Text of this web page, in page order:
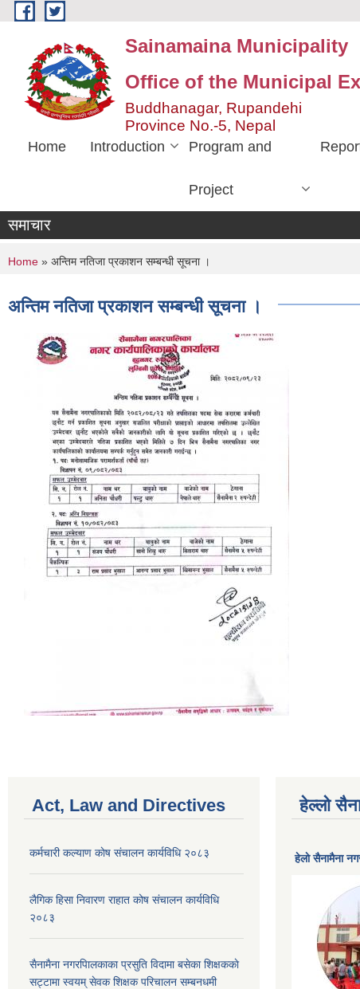
Skip to main content
Sainamaina Municipality
Office of the Municipal
Buddhanagar, Rupandehi
Province No.-5, Nepal
Home Introduction Program and
Project
समाचार
You are here
Home » अन्तिम नतिजा प्रकाशन सम्बन्धी सूचना ।
अन्तिम नतिजा प्रकाशन सम्बन्धी सूचना ।
Act, Law and Directives
कर्मचारी कल्याण काेष संचालन कार्यविधि २०८३
लैगिक हिसा निवारण राहात कोष संचालन कार्यविधि
२०८३
सैनामैना नगरपािलकाका प्रसुति विदामा बसेका शिक्षककाे
सट्टामा स्वयम् सेवक शिक्षक परिचालन सम्बनधमी
हेल्लो
हेलाे सैनामैना